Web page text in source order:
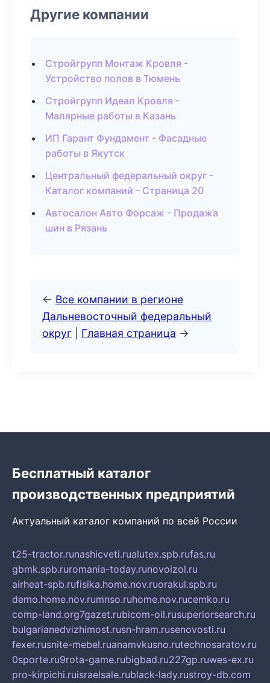
Другие компании
Стройгрупп Монтаж Кровля -
Устройство полов в Тюмень
Стройгрупп Идеал Кровля -
Малярные работы в Казань
ИП Гарант Фундамент - Фасадные
работы в Якутск
Центральный федеральный округ -
Каталог компаний - Страница 20
Автосалон Авто Форсаж - Продажа
шин в Рязань
← Все компании в регионе
Дальневосточный федеральный
округ
Главная страница →
Бесплатный каталог
производственных предприятий
Актуальный каталог компаний по всей России
t25-tractor.runashicveti.rualutex.spb.rufas.ru
gbmk.spb.ruromania-today.runovoizol.ru
airheat-spb.rufisika.home.nov.ruorakul.spb.ru
demo.home.nov.rumnso.ruhome.nov.rucemko.ru
comp-land.org7gazet.rubicom-oil.rusuperiorsearch.ru
bulgarianedvizhimost.rusn-hram.rusenovosti.ru
fexer.rusnite-mebel.ruanamvkusno.rutechnosaratov.ru
0sporte.ru9rota-game.rubigbad.ru227gp.ruwes-ex.ru
pro-kirpichi.ruisraelsale.rublack-lady.rustroy-db.com